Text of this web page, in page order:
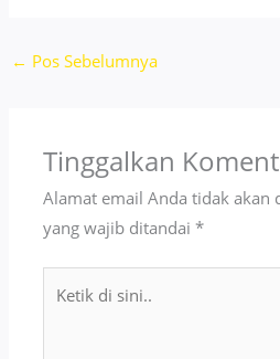
← Pos Sebelumnya
Tinggalkan
Alamat email Anda tidak akan
yang wajib ditandai*